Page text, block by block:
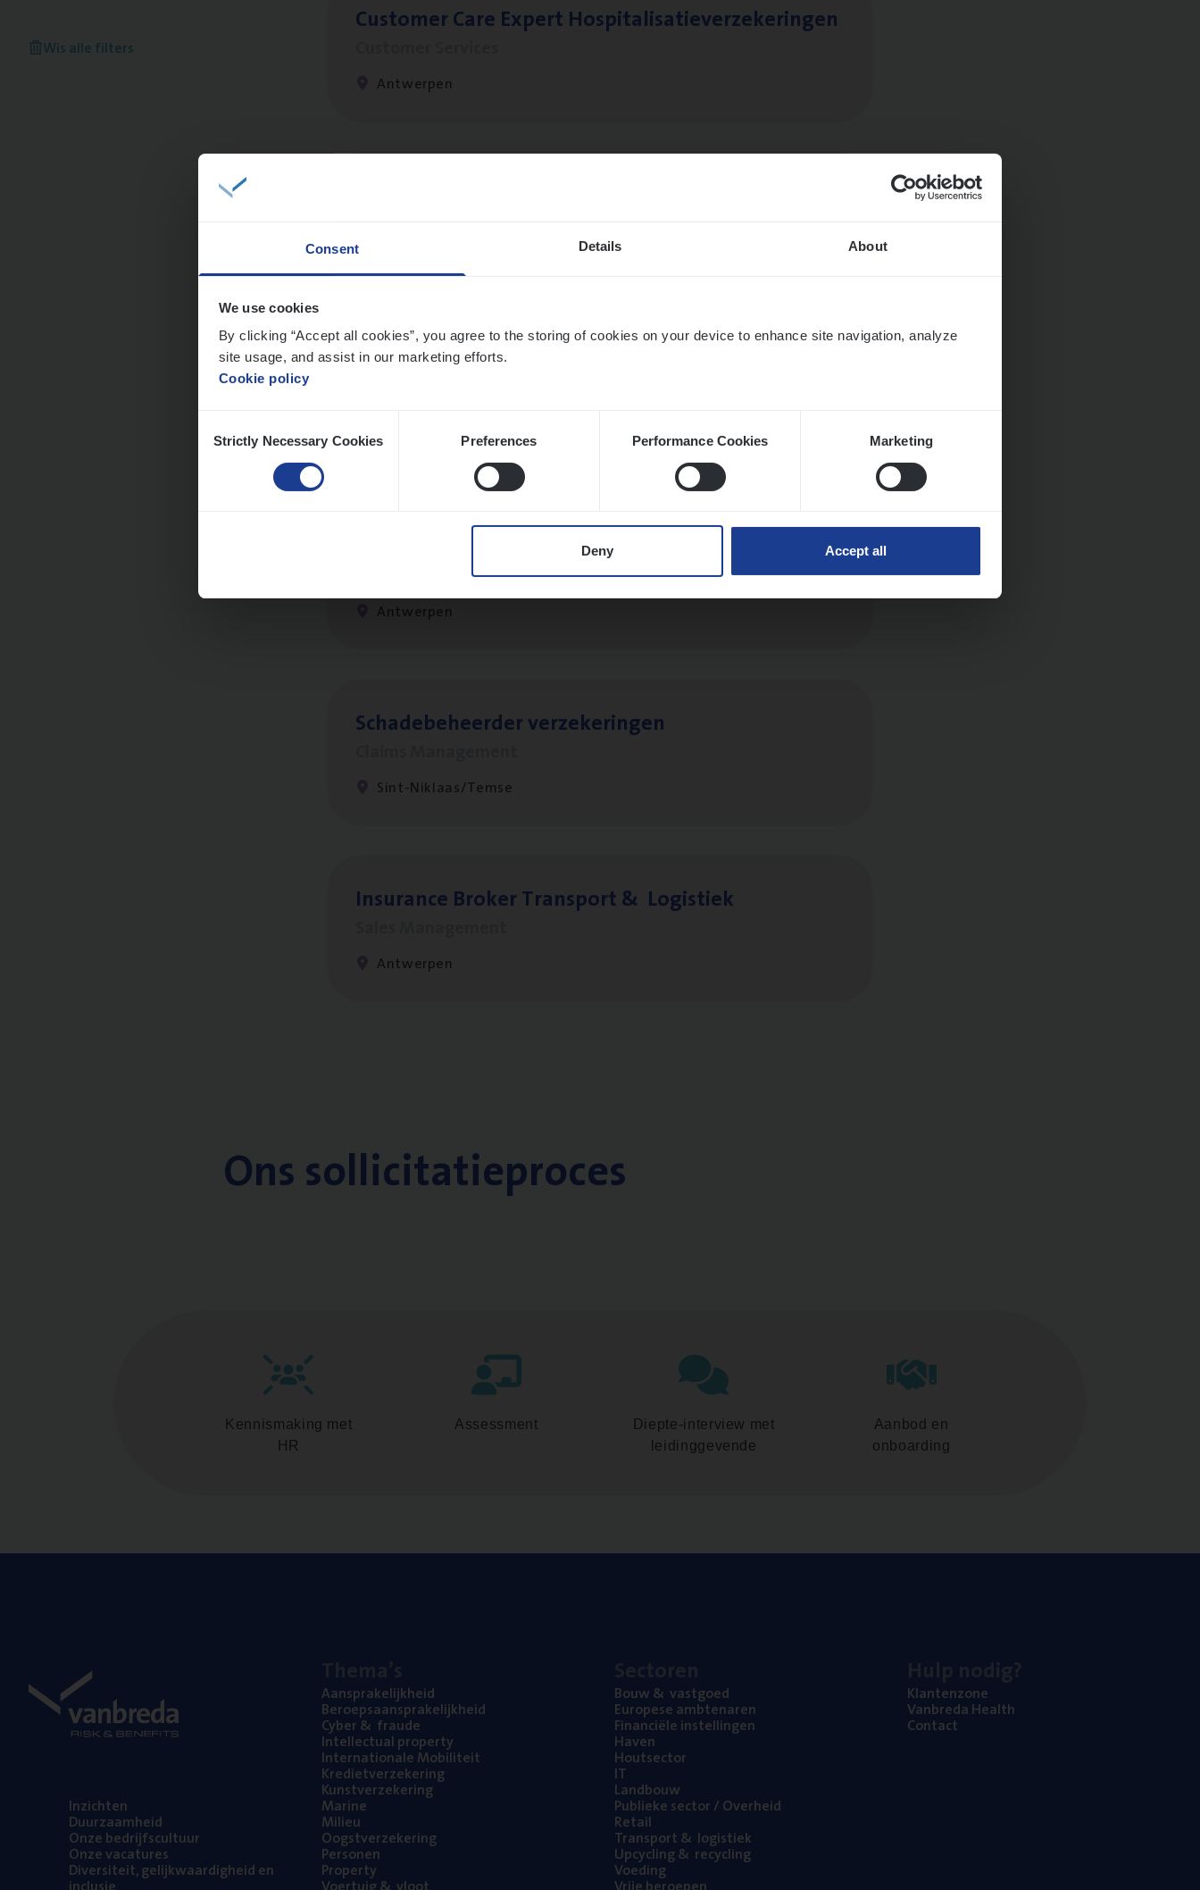
Consent Details About
We use cookies
By clicking “Accept all cookies”, you agree to the storing of cookies on your device to enhance site navigation, analyze
site usage, and assist in our marketing efforts.
Cookie policy
Selection
Strictly Necessary Cookies Preferences Performance Cookies Marketing
Deny Accept all
Wis alle filters
Cus­to­mer Care Expert Hospitalisatieverzekeringen
Antwerpen
Scha­de Expert Fleet
Antwerpen
Busi­ness Mana­ger Mari­ne Cargo
People Management, Sales Management
Antwerpen
Scha­de­be­heer­der verzekeringen
Sint-Niklaas/Temse
Insu­ran­ce Bro­ker Trans­port& Logistiek
Antwerpen
Ons sollicitatieproces
Kennismaking met
HR
Assessment
Diepte-interview met
leidinggevende
Aanbod en
onboarding
Inzich­ten
Duur­zaam­heid
Onze bedrijfs­cul­tuur
Onze vaca­tu­res
Diver­si­teit, gelijk­waar­dig­heid en
Aan­spra­ke­lijk­heid
Beroeps­aan­spra­ke­lijk­heid
Cyber& fraude
Intel­lec­tu­al property
Inter­na­ti­o­na­le Mobiliteit
Kre­diet­ver­ze­ke­ring
Kunst­ver­ze­ke­ring
Mari­ne
Mili­eu
Oogst­ver­ze­ke­ring
Per­so­nen
Pro­per­ty
Bouw& vastgoed
Euro­pe­se ambtenaren
Finan­ci­ë­le instellingen
Haven
Hout­sec­tor
IT
Land­bouw
Publie­ke sec­tor / Overheid
Retail
Trans­port& logistiek
Upcy­cling& recycling
Voe­ding
Klan­ten­zo­ne
Van­b­re­da Health
Con­tact